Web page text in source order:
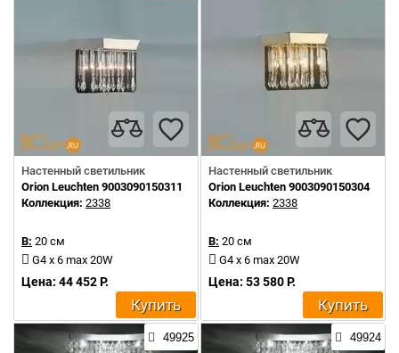
Настенный светильник
Orion Leuchten 9003090150311
Коллекция: 2338
В: 20 см
G4 x 6 max 20W
Цена: 44 452 Р.
Купить
Настенный светильник
Orion Leuchten 9003090150304
Коллекция: 2338
В: 20 см
G4 x 6 max 20W
Цена: 53 580 Р.
Купить
49925 49924